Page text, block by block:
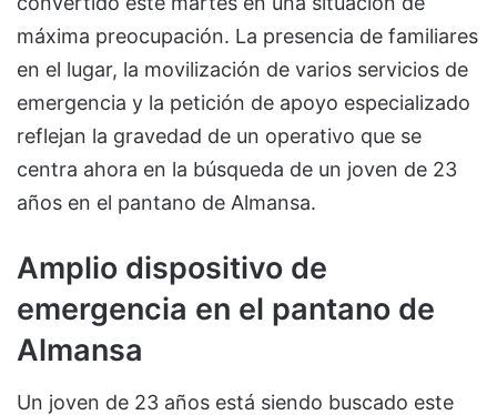
máxima preocupación. La presencia de familiares
en el lugar, la movilización de varios servicios de
emergencia y la petición de apoyo especializado
reflejan la gravedad de un operativo que se
centra ahora en la búsqueda de un joven de 23
años en el pantano de Almansa.
Amplio dispositivo de
emergencia en el pantano de
Almansa
Un joven de 23 años está siendo buscado este